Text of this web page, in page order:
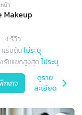
น้า
Makeup
·4 รีวิว
เริ่มต้นไม่ระบุ
รับแขกสูงสุดไม่ระบุ
กเกจ
ดูราย
ละเอียด